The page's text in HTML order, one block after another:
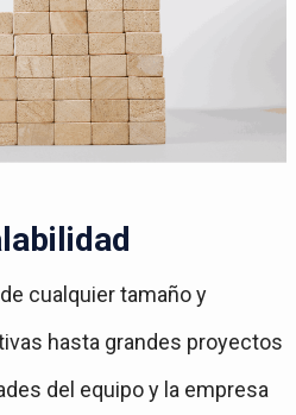
cualquier tamaño y
hasta grandes proyectos
del equipo y la empresa